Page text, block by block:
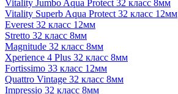
Vitality Jumbo Aqua Protect 32 класс 8мм
Vitality Superb Aqua Protect 32 класс 12мм
Everest 32 класс 12мм
Stretto 32 класс 8мм
Magnitude 32 класс 8мм
Xperience 4 Plus 32 класс 8мм
Fortissimo 33 класс 12мм
Quattro Vintage 32 класс 8мм
Impressio 32 класс 8мм